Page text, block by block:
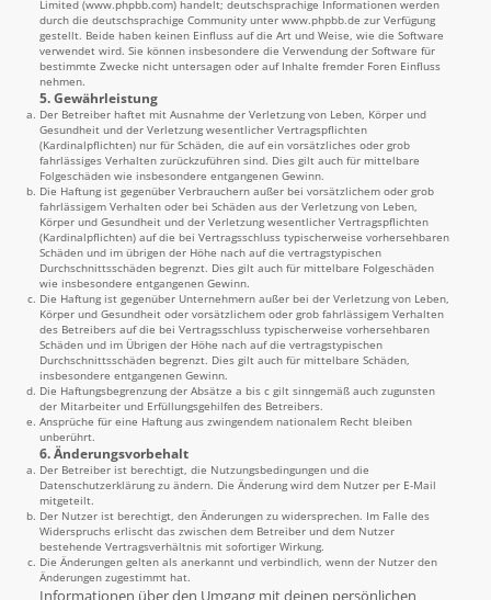
Limited (www.phpbb.com) handelt; deutschsprachige Informationen werden
durch die deutschsprachige Community unter www.phpbb.de zur Verfügung
gestellt. Beide haben keinen Einfluss auf die Art und Weise, wie die Software
verwendet wird. Sie können insbesondere die Verwendung der Software für
bestimmte Zwecke nicht untersagen oder auf Inhalte fremder Foren Einfluss
nehmen.
5. Gewährleistung
Der Betreiber haftet mit Ausnahme der Verletzung von Leben, Körper und
Gesundheit und der Verletzung wesentlicher Vertragspflichten
(Kardinalpflichten) nur für Schäden, die auf ein vorsätzliches oder grob
fahrlässiges Verhalten zurückzuführen sind. Dies gilt auch für mittelbare
Folgeschäden wie insbesondere entgangenen Gewinn.
Die Haftung ist gegenüber Verbrauchern außer bei vorsätzlichem oder grob
fahrlässigem Verhalten oder bei Schäden aus der Verletzung von Leben,
Körper und Gesundheit und der Verletzung wesentlicher Vertragspflichten
(Kardinalpflichten) auf die bei Vertragsschluss typischerweise vorhersehbaren
Schäden und im übrigen der Höhe nach auf die vertragstypischen
Durchschnittsschäden begrenzt. Dies gilt auch für mittelbare Folgeschäden
wie insbesondere entgangenen Gewinn.
Die Haftung ist gegenüber Unternehmern außer bei der Verletzung von Leben,
Körper und Gesundheit oder vorsätzlichem oder grob fahrlässigem Verhalten
des Betreibers auf die bei Vertragsschluss typischerweise vorhersehbaren
Schäden und im Übrigen der Höhe nach auf die vertragstypischen
Durchschnittsschäden begrenzt. Dies gilt auch für mittelbare Schäden,
insbesondere entgangenen Gewinn.
Die Haftungsbegrenzung der Absätze a bis c gilt sinngemäß auch zugunsten
der Mitarbeiter und Erfüllungsgehilfen des Betreibers.
Ansprüche für eine Haftung aus zwingendem nationalem Recht bleiben
unberührt.
6. Änderungsvorbehalt
Der Betreiber ist berechtigt, die Nutzungsbedingungen und die
Datenschutzerklärung zu ändern. Die Änderung wird dem Nutzer per E-Mail
mitgeteilt.
Der Nutzer ist berechtigt, den Änderungen zu widersprechen. Im Falle des
Widerspruchs erlischt das zwischen dem Betreiber und dem Nutzer
bestehende Vertragsverhältnis mit sofortiger Wirkung.
Die Änderungen gelten als anerkannt und verbindlich, wenn der Nutzer den
Änderungen zugestimmt hat.
Informationen über den Umgang mit deinen persönlichen